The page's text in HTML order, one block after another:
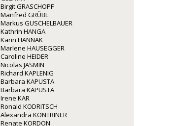
Birgit GRASCHOPF
Manfred GRÜBL
Markus GUSCHELBAUER
Kathrin HANGA
Karin HANNAK
Marlene HAUSEGGER
Caroline HEIDER
Nicolas JASMIN
Richard KAPLENIG
Barbara KAPUSTA
Barbara KAPUSTA
Irene KAR
Ronald KODRITSCH
Alexandra KONTRINER
Renate KORDON